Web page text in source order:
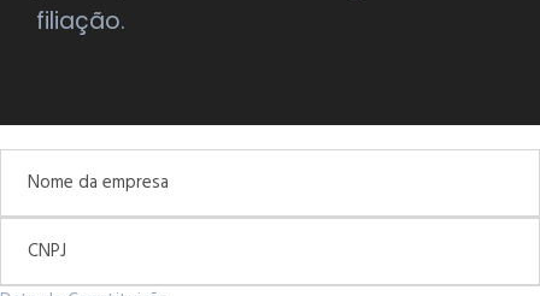
filiação.